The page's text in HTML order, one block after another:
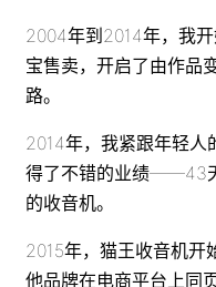
2004年到2014年，我
宝售卖，开启了由作品
路。
2014年，我紧跟年轻人
得了不错的业绩——43
的收音机。
2015年，猫王收音机开
他品牌在电商平台上同